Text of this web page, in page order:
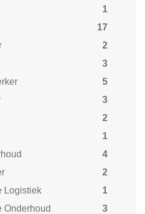
1
17
2
3
5
3
2
1
4
2
Verantwoordelijke Logistiek
1
Onderhoud
3